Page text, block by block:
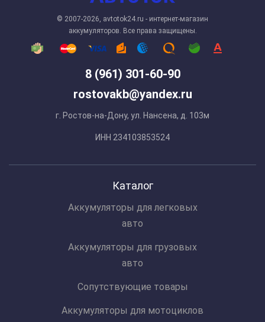
8 (961) 301-60-90
rostovakb@yandex.ru
г. Ростов-на-Дону, ул. Нансена, д. 103м
ИНН 234103853524
© 2007-2026, avtotok24.ru - интернет-магазин
аккумуляторов. Все права защищены.
Каталог
Аккумуляторы для легковых
авто
Аккумуляторы для грузовых
авто
Сопутствующие товары
Аккумуляторы для мотоциклов